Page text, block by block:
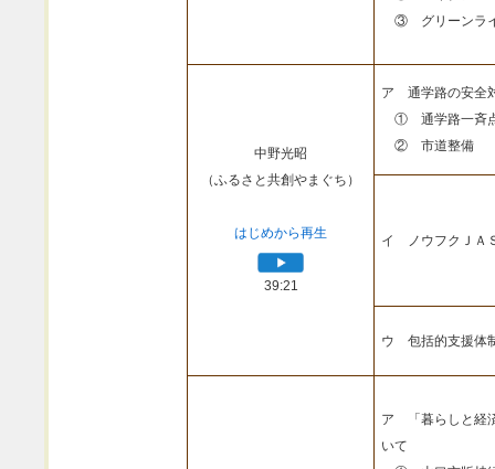
③ グリーンライ
中野光昭
（ふるさと共創やまぐち）
はじめから再生
39:21
ア 通学路の安全
① 通学路一斉
② 市道整備
イ ノウフクＪＡ
ウ 包括的支援体
ア 「暮らしと経
いて